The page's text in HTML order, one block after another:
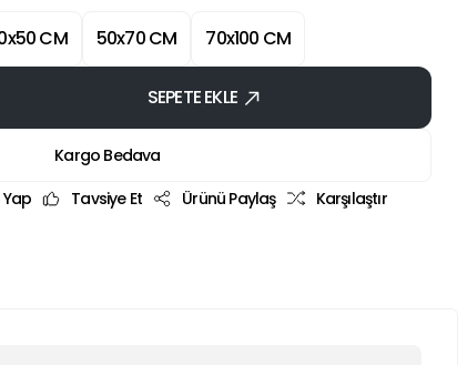
CM 50x70 CM 70x100 CM
SEPETE EKLE
Kargo Bedava
Tavsiye Et Ürünü Paylaş Karşılaştır